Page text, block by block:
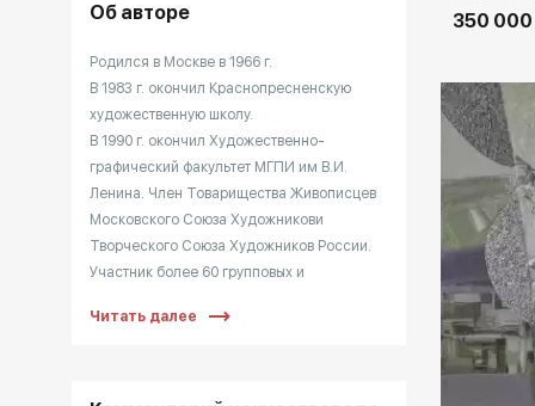
Об авторе
Родился в Москве в 1966 г.
В 1983 г. окончил Краснопресненскую
художественную школу.
В 1990 г. окончил Художественно-
графический факультет МГПИ им В.И.
Ленина. Член Товарищества Живописцев
Московского Союза Художникови
Творческого Союза Художников России.
Участник более 60 групповых и
рубежом с 1990 г.
Читать далее
350
Домен: